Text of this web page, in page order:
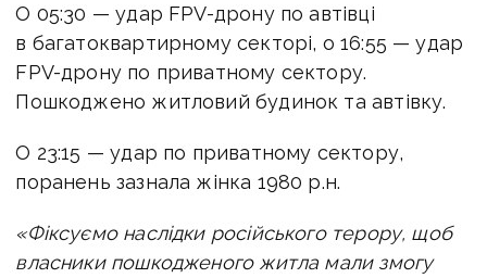
О 05:30 — удар FPV-дрону по автівці
в багатоквартирному секторі, о 16:55 — удар
FPV-дрону по приватному сектору.
Пошкоджено житловий будинок та автівку.
О 23:15 — удар по приватному сектору,
поранень зазнала жінка 1980 р.н.
«Фіксуємо наслідки російського терору, щоб
власники пошкодженого житла мали змогу